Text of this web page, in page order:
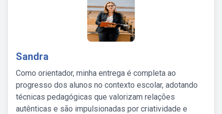
Sandra
Como orientador, minha entrega é completa ao
progresso dos alunos no contexto escolar, adotando
técnicas pedagógicas que valorizam relações
autênticas e são impulsionadas por criatividade e